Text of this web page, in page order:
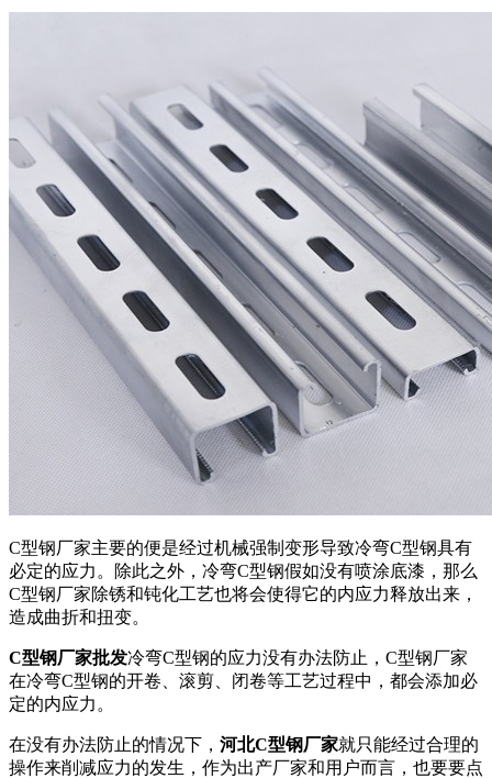
C型钢厂家主要的便是经过机械强制变形导致冷弯C型钢具有
必定的应力。除此之外，冷弯C型钢假如没有喷涂底漆，那么
C型钢厂家除锈和钝化工艺也将会使得它的内应力释放出来，
造成曲折和扭变。
C型钢厂家批发冷弯C型钢的应力没有办法防止，C型钢厂家
在冷弯C型钢的开卷、滚剪、闭卷等工艺过程中，都会添加必
定的内应力。
在没有办法防止的情况下， 河北C型钢厂家就只能经过合理的
操作来削减应力的发生，作为出产厂家和用户而言，也要要点